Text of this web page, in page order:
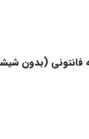
فانتونی (بدون